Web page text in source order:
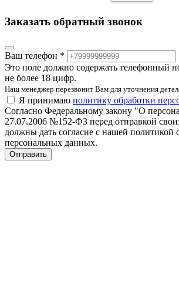
Заказать обратный звонок
Ваш телефон *
Это поле должно содержать телефонный
не более 18 цифр.
Наш менеджер перезвонит Вам для уточнения
Я принимаю политику обработки
Согласно Федеральному закону "О
27.07.2006 №152-ФЗ перед отправкой
должны дать согласие с нашей политикой
персональных данных.
Отправить